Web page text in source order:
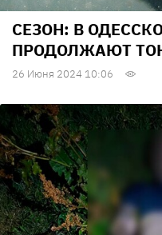
СЕЗОН: В
ПРОДОЛЖАЮТ
26 Июня 2024 10:06